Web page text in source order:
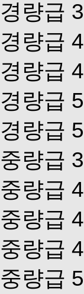
경량급
경량급
경량급
경량급
경량급
중량급
중량급
중량급
중량급
중량급